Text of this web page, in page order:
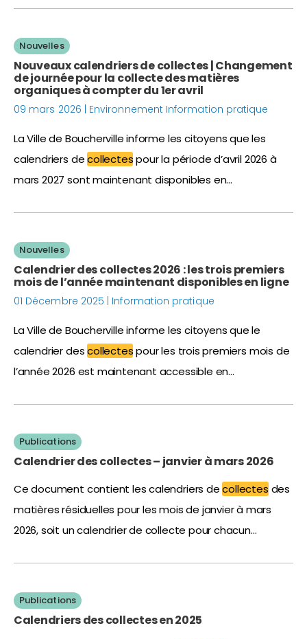
Nouvelles
Nouveaux calendriers de collectes | Changement
de journée pour la collecte des matières
organiques à compter du 1er avril
09 mars 2026 | Environnement Information pratique
La Ville de Boucherville informe les citoyens que les
calendriers decollectespour la période d’avril 2026 à
mars 2027 sont maintenant disponibles en…
Nouvelles
Calendrier des collectes 2026 : les trois premiers
mois de l’année maintenant disponibles en ligne
01 Décembre 2025 | Information pratique
La Ville de Boucherville informe les citoyens que le
calendrier descollectespour les trois premiers mois de
l’année 2026 est maintenant accessible en…
Publications
Calendrier des collectes – janvier à mars 2026
Ce document contient les calendriers decollectes des
matières résiduelles pour les mois de janvier à mars
2026, soit un calendrier de collecte pour chacun…
Publications
Calendriers des collectes en 2025